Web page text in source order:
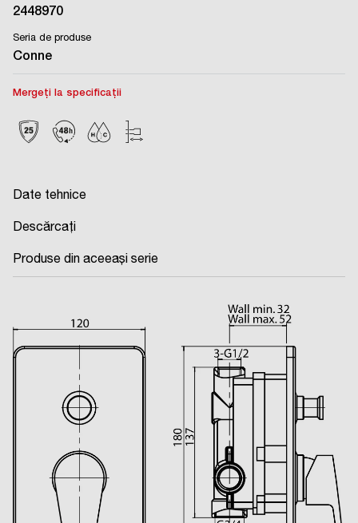
2448970
Seria de produse
Conne
Mergeți la specificații
Date tehnice
Descărcați
Produse din aceeași serie